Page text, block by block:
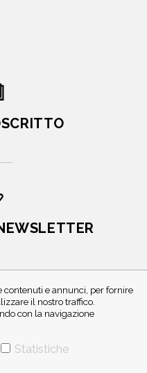
contenuti e annunci, per fornire
il nostro traffico.
con la navigazione
Statistiche